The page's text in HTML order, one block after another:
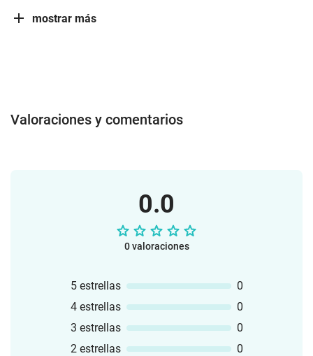
mostrar más
Valoraciones y comentarios
0.0
0 valoraciones
5 estrellas
0
4 estrellas
0
3 estrellas
0
2 estrellas
0